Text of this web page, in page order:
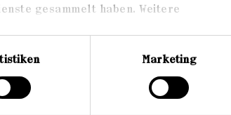
gesammelt haben. Weitere
Marketing